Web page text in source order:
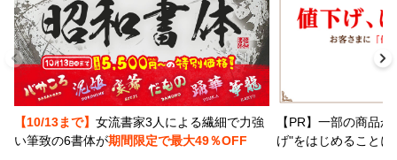
【10/13まで】 女流書家3人による繊細で力強
い筆致の6書体が期間限定で最大49％OFF
【PR】一部の商品
げ"をはじめること